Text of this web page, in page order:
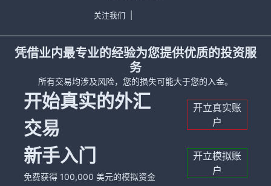
关注我们
凭借业内最专业的经验为您提供优质的投资服
务
所有交易均涉及风险，您的损失可能大于您的入金。
开始真实的外汇
交易
开立真实账
户
新手入门
免费获得 100,000 美元的模拟资金
开立模拟账
户